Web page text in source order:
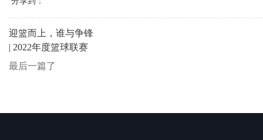
迎篮而上，谁与争锋
| 2022年度篮球联赛
最后一篇了